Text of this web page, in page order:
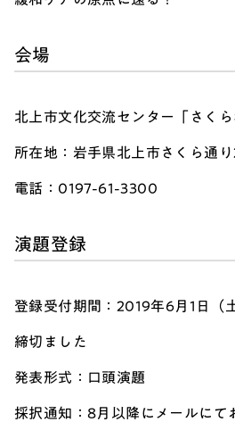
会場
北上市文化交流センター「さくら
所在地：岩手県北上市さくら通り
電話：0197-61-3300
演題登録
登録受付期間：2019年6月1日（
締切ました
発表形式：口頭演題
採択通知：8月以降にメールにて